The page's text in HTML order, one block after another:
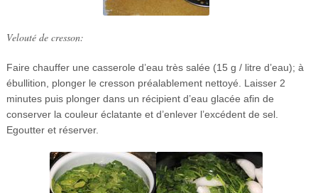
Velouté de cresson:
Faire chauffer une casserole d’eau très salée (15 g / litre d’eau); à
ébullition, plonger le cresson préalablement nettoyé. Laisser 2
minutes puis plonger dans un récipient d’eau glacée afin de
conserver la couleur éclatante et d’enlever l’excédent de sel.
Egoutter et réserver.